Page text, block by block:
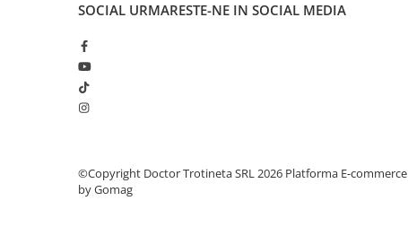
SOCIAL URMARESTE-NE IN SOCIAL MEDIA
©Copyright Doctor Trotineta SRL 2026 Platforma E-commerce
by Gomag